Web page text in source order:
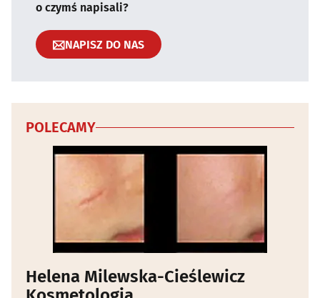
o czymś napisali?
NAPISZ DO NAS
POLECAMY
Helena Milewska-Cieślewicz